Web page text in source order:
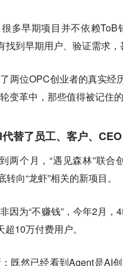
多早期项目并不依赖
找到早期用户、验证需求，
两位OPC创业者的真实经
变革中，那些值得被记住的
替了员工、客户、
两个月，“遇见森林”联
转向“龙虾”相关的新项目。
因为“不赚钱”，今年2月
10万付费用户。
既然已经看到Agent是AI